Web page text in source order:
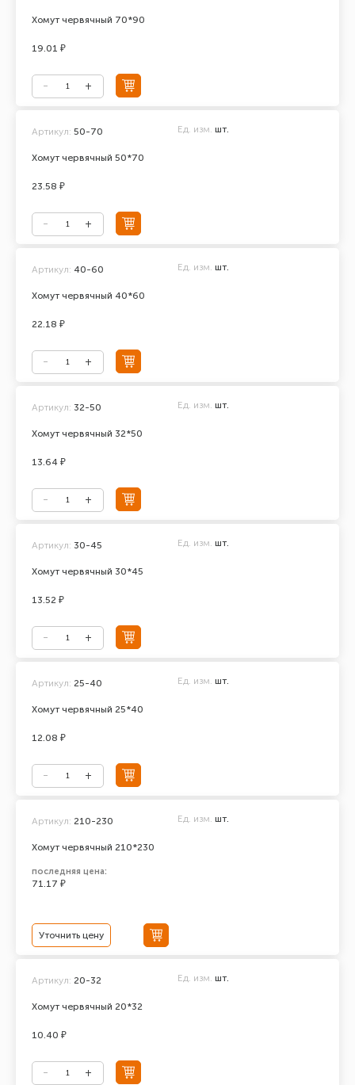
Хомут червячный 70*90
19.01 ₽
Хомут червячный 50*70
Артикул: 50-70 Ед. изм. шт.
23.58 ₽
Хомут червячный 40*60
Артикул: 40-60 Ед. изм. шт.
22.18 ₽
Хомут червячный 32*50
Артикул: 32-50 Ед. изм. шт.
13.64 ₽
Хомут червячный 30*45
Артикул: 30-45 Ед. изм. шт.
13.52 ₽
Хомут червячный 25*40
Артикул: 25-40 Ед. изм. шт.
12.08 ₽
Хомут червячный 210*230
Артикул: 210-230 Ед. изм. шт.
последняя цена:
71.17 ₽
Уточнить цену
Хомут червячный 20*32
Артикул: 20-32 Ед. изм. шт.
10.40 ₽